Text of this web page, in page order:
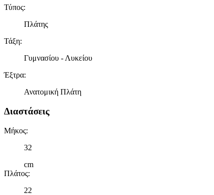
Τύπος:
Πλάτης
Τάξη:
Γυμνασίου - Λυκείου
Έξτρα:
Ανατομική Πλάτη
Διαστάσεις
Μήκος:
32
cm
Πλάτος:
22